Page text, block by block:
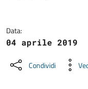
Data:
04 aprile 2019
Condividi